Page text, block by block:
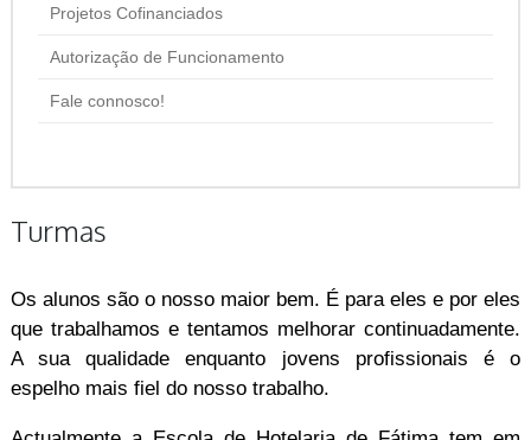
Projetos Cofinanciados
Autorização de Funcionamento
Fale connosco!
Turmas
Os alunos são o nosso maior bem. É para eles e por eles
que trabalhamos e tentamos melhorar continuadamente.
A sua qualidade enquanto jovens profissionais é o
espelho mais fiel do nosso trabalho.